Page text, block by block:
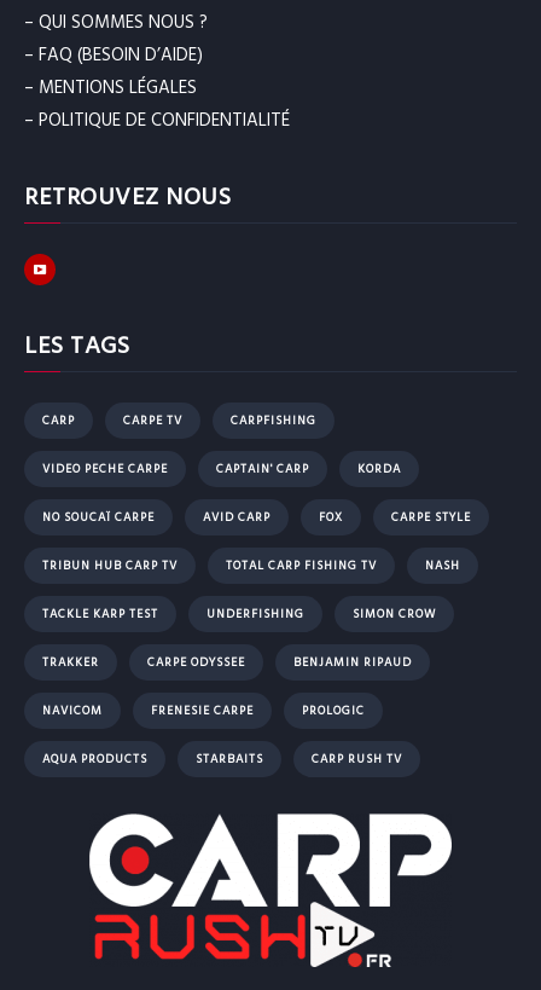
– QUI SOMMES NOUS ?
– FAQ (BESOIN D’AIDE)
– MENTIONS LÉGALES
– POLITIQUE DE CONFIDENTIALITÉ
RETROUVEZ NOUS
LES TAGS
CARP CARPE TV CARPFISHING
VIDEO PECHE CARPE CAPTAIN' CARP KORDA
NO SOUCAÏ CARPE AVID CARP FOX CARPE STYLE
TRIBUN HUB CARP TV TOTAL CARP FISHING TV NASH
TACKLE KARP TEST UNDERFISHING SIMON CROW
TRAKKER CARPE ODYSSEE BENJAMIN RIPAUD
NAVICOM FRENESIE CARPE PROLOGIC
AQUA PRODUCTS STARBAITS CARP RUSH TV